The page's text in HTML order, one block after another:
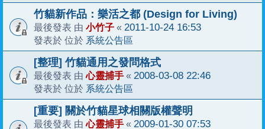
竹貓新作品：樂活之都 (Design for Living)
最後發表 由 小竹子 « 2011-10-24 16:53
發表於 位於 系統公告區
[整理] 竹貓通用之發問格式
最後發表 由心靈捕手 « 2008-03-08 22:46
發表於 位於 系統公告區
[重要] 關於竹貓星球相關版權聲明
最後發表 由心靈捕手 « 2009-01-30 07:53